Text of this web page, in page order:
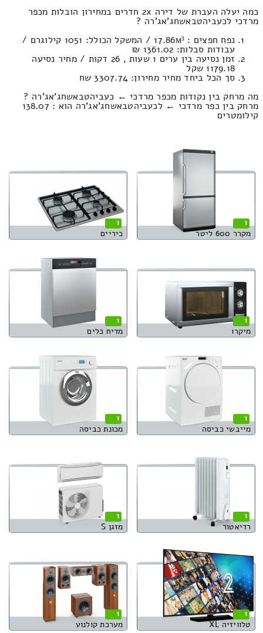
כמה יעלה העברת של דירה 2x חדרים במחירון הובלות מכפר
מרדכי לכעביהטבאשחג'אג'רה ?
נפח חפצים : 17.86м³ / המשקל הכולל: 1051 קילוגרם /
עבודות סבלות: 1361.02 ₪
זמן נסיעה בין ערים 1 שעות , 26 דקות / מחיר נסיעה
1179.18 שקל
סך הכל ביחד מחיר מחירון: 3307.74 שח
מה מרחק בין נקודות מכפר מרדכי ← כעביהטבאשחג'אג'רה ?
מרחק בין כפר מרדכי ← לכעביהטבאשחג'אג'רה הוא : 138.07
קילומטרים
1
מקרר 600 ליטר
1
כיריים
1
מיקרו
1
מדיח כלים
1
מייבשי כביסה
1
מכונת כביסה
1
רדיאטור
1
מזגן S
1
טלוויזיה XL
1
מערכת קולנוע